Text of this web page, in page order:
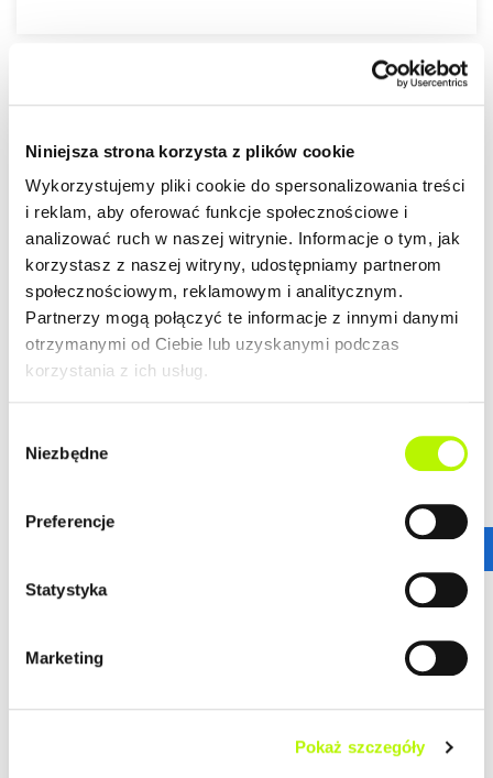
Niniejsza strona korzysta z plików cookie
Wykorzystujemy pliki cookie do spersonalizowania treści
i reklam, aby oferować funkcje społecznościowe i
analizować ruch w naszej witrynie. Informacje o tym, jak
korzystasz z naszej witryny, udostępniamy partnerom
społecznościowym, reklamowym i analitycznym.
Partnerzy mogą połączyć te informacje z innymi danymi
otrzymanymi od Ciebie lub uzyskanymi podczas
korzystania z ich usług.
zgody
Niezbędne
Preferencje
Statystyka
Marketing
Pokaż szczegóły
LOKALIZACJA
części miasta!
Tu każdy, nawet najbardziej wymagający Klient znajdzie
swoje wymarzone mieszkanie.Nowoczesne budynki
idealnie wpisują się w otoczenie, jednocześnie
posiadając swój nowoczesny, unikatowy design.
DOWIEDZ SIĘ WIĘCEJ O LOKALIZACJI
więcej
ZALETY LOKALIZACJI
Duży wybór najpopularniejszych metraży i